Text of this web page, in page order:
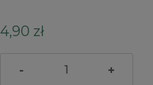
4,90 zł
- +